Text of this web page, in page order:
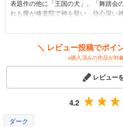
表題作の他に「王国の犬」、「舞踏会
れも朧が修道院で神を疑い、信心深い
我に目覚めるまでの小編だ。修道院
で行われている暴力、虐待、同性愛の
お、2005年に大森立嗣監督・新井浩文
＼ レビュー投稿でポイ
※購入済みの作品が対
レビュー
4.2
ダーク